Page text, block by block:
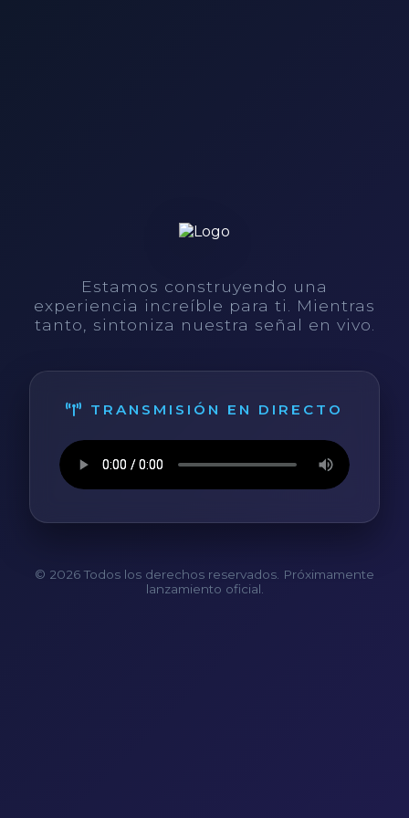
Estamos construyendo una
experiencia increíble para ti. Mientras
tanto, sintoniza nuestra señal en vivo.
TRANSMISIÓN EN DIRECTO
© 2026 Todos los derechos reservados. Próximamente
lanzamiento oficial.